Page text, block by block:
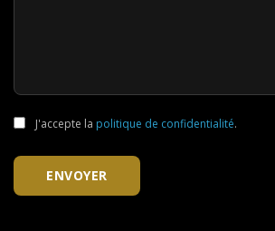
J'accepte la politique de confidentialité.
ENVOYER